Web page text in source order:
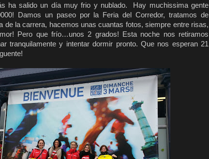
ha salido un día muy frio y nublado. Hay muchissima gente
Damos un paseo por la Feria del Corredor, tratamos de
de la carrera, hacemos unas cuantas fotos, siempre entre risas,
Pero que frío…unos 2 grados! Esta noche nos retiramos
tranquilamente y intentar dormir pronto. Que nos esperan 21